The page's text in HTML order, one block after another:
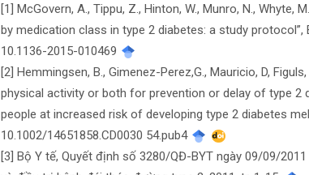
tiết
bài
viết
[1] McGovern, A., Tippu, Z., Hinton, W., Munro, N.,
by medication class in type 2 diabetes: a study protocol”,
10.1136-2015-010469
[2] Hemmingsen, B., Gimenez-Perez,G., Mauricio, D,
physical activity or both for prevention or delay of type
people at increased risk of developing type 2 diabetes
10.1002/14651858.CD0030 54.pub4
[3] Bộ Y tế, Quyết định số 3280/QĐ-BYT ngày 09/09/